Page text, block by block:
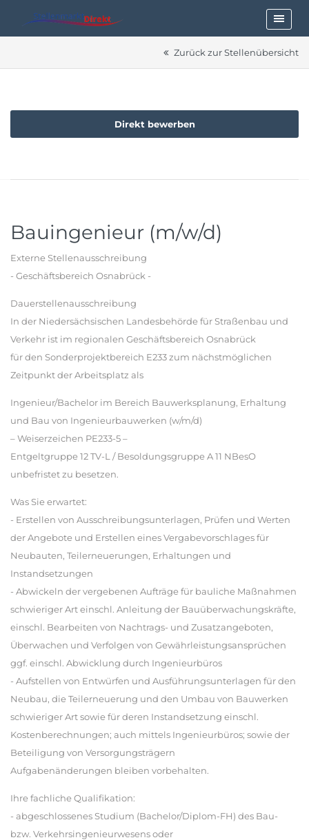
Zurück zur Stellenübersicht
Direkt bewerben
Bauingenieur (m/w/d)
Externe Stellenausschreibung
- Geschäftsbereich Osnabrück -
Dauerstellenausschreibung
In der Niedersächsischen Landesbehörde für Straßenbau und
Verkehr ist im regionalen Geschäftsbereich Osnabrück
für den Sonderprojektbereich E233 zum nächstmöglichen
Zeitpunkt der Arbeitsplatz als
Ingenieur/Bachelor im Bereich Bauwerksplanung, Erhaltung
und Bau von Ingenieurbauwerken (w/m/d)
– Weiserzeichen PE233-5 –
Entgeltgruppe 12 TV-L / Besoldungsgruppe A 11 NBesO
unbefristet zu besetzen.
Was Sie erwartet:
- Erstellen von Ausschreibungsunterlagen, Prüfen und Werten
der Angebote und Erstellen eines Vergabevorschlages für
Neubauten, Teilerneuerungen, Erhaltungen und
Instandsetzungen
- Abwickeln der vergebenen Aufträge für bauliche Maßnahmen
schwieriger Art einschl. Anleitung der Bauüberwachungskräfte,
einschl. Bearbeiten von Nachtrags- und Zusatzangeboten,
Überwachen und Verfolgen von Gewährleistungsansprüchen
ggf. einschl. Abwicklung durch Ingenieurbüros
- Aufstellen von Entwürfen und Ausführungsunterlagen für den
Neubau, die Teilerneuerung und den Umbau von Bauwerken
schwieriger Art sowie für deren Instandsetzung einschl.
Kostenberechnungen; auch mittels Ingenieurbüros; sowie der
Beteiligung von Versorgungsträgern
Aufgabenänderungen bleiben vorbehalten.
Ihre fachliche Qualifikation:
- abgeschlossenes Studium (Bachelor/Diplom-FH) des Bau-
bzw. Verkehrsingenieurwesens oder